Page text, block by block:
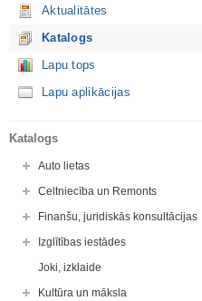
Aktualitātes
Katalogs
Lapu tops
Lapu aplikācijas
Katalogs
Auto lietas
Celtniecība un Remonts
Finanšu, juridiskās konsultācijas
Izglītības iestādes
Joki, izklaide
Kultūra un māksla